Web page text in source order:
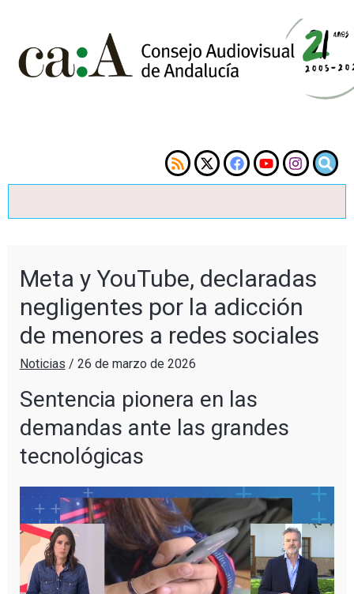
Meta y YouTube, declaradas
negligentes por la adicción
de menores a redes sociales
Noticias / 26 de marzo de 2026
Sentencia pionera en las
demandas ante las grandes
tecnológicas